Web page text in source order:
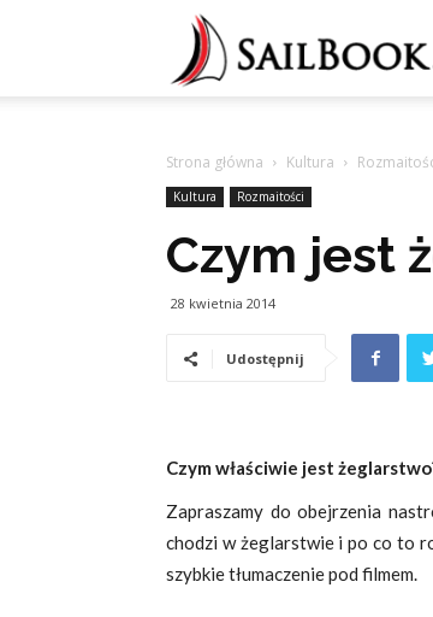
Strona główna Kultura
Kultura Rozmaitości
Czym jest
28 kwietnia 2014
Udostępnij
Czym właściwie jest
Zapraszamy do obejrzenia
chodzi w żeglarstwie i po co to
szybkie tłumaczenie pod filmem.